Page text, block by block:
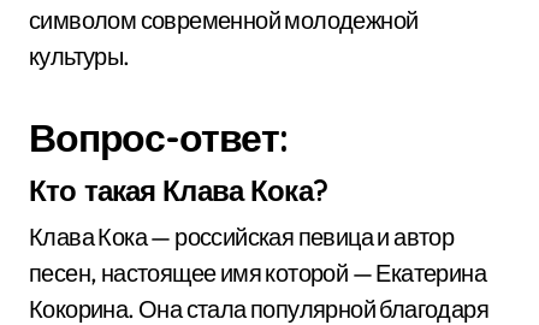
символом современной молодежной
культуры.
Вопрос-ответ:
Кто такая Клава Кока?
Клава Кока — российская певица и автор
песен, настоящее имя которой — Екатерина
Кокорина. Она стала популярной благодаря